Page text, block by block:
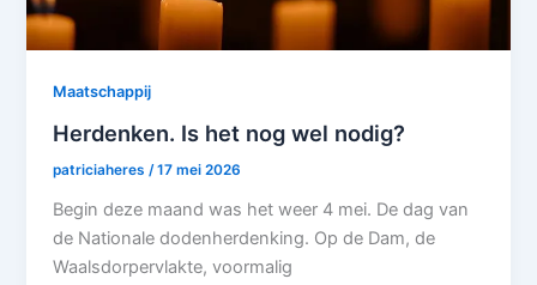
Maatschappij
Herdenken. Is het nog wel nodig?
patriciaheres/17 mei 2026
Begin deze maand was het weer 4 mei. De dag van
de Nationale dodenherdenking. Op de Dam, de
Waalsdorpervlakte, voormalig